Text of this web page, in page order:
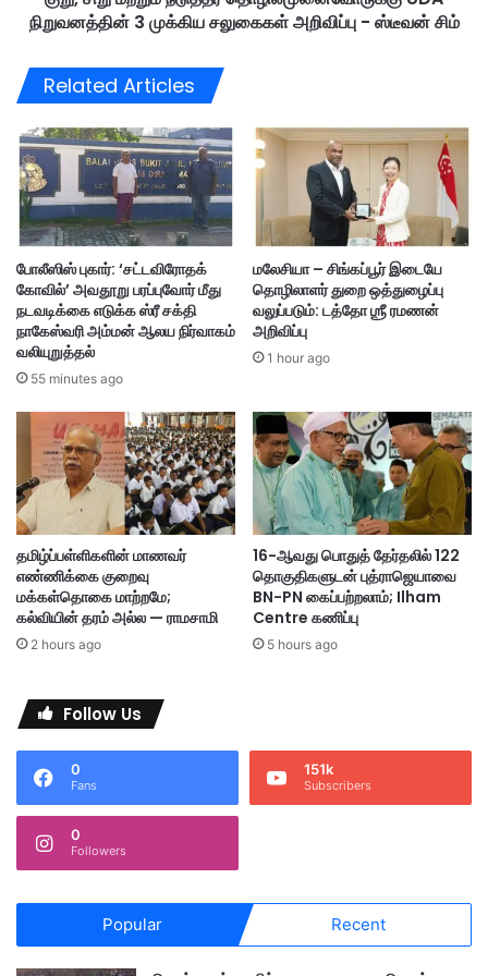
ர
ம்
வி
ழு
ந்
து
கா
ர்
சே
த
ம்
ர
ழி
ல்
மு
னை
வோ
ரு
க்
கு
U
D
A
நி
று
தி
ன்
மு
க்
கி
ய
கை
க
ள்
வி
பு
ஸ்
நிறுவனத்தின் 3 முக்கிய சலுகைகள் அறிவிப்பு - ஸ்டீவன் சிம்
Related Articles
போலீஸிஸ் புகார்: ‘சட்டவிரோதக்
கோவில்’ அவதூறு பரப்புவோர் மீது
நடவடிக்கை எடுக்க ஸ்ரீ சக்தி
நாகேஸ்வரி அம்மன் ஆலய நிர்வாகம்
வலியுறுத்தல்
55 minutes ago
மலேசியா – சிங்கப்பூர் இடையே
தொழிலாளர் துறை ஒத்துழைப்பு
வலுப்படும்: டத்தோ ஶ்ரீ ரமணன்
அறிவிப்பு
1 hour ago
தமிழ்ப்பள்ளிகளின் மாணவர்
எண்ணிக்கை குறைவு
மக்கள்தொகை மாற்றமே;
கல்வியின் தரம் அல்ல — ராமசாமி
2 hours ago
16-ஆவது பொதுத் தேர்தலில் 122
தொகுதிகளுடன் புத்ராஜெயாவை
BN-PN கைப்பற்றலாம்; Ilham
Centre கணிப்பு
5 hours ago
Follow Us
0
Fans
151k
Subscribers
0
Followers
Popular Recent